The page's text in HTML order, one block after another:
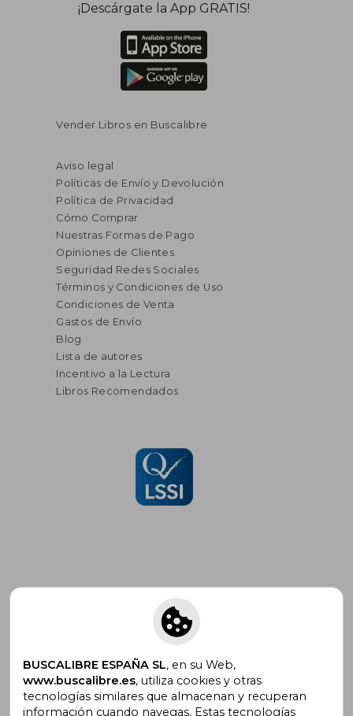
¡Descárgate la App GRATIS!
Vender Libros en Buscalibre
Aviso legal
Políticas de Envío y Devolución
Política de Privacidad
Cómo Comprar
Nuestras Formas de Pago
Opiniones de Clientes
Seguridad Redes Sociales
Términos y Condiciones de Uso
Condiciones de Venta
Gastos de Envío
Blog
Lista de autores
Incentivo a la Lectura
Libros Recomendados
Suscríbete para recibir ofertas y
promociones
¿Necesitas ayuda?
BUSCALIBRE ESPAÑA SL, en su Web,
www.buscalibre.es, utiliza cookies y otras
tecnologías similares que almacenan y recuperan
información cuando navegas. Estas tecnologías